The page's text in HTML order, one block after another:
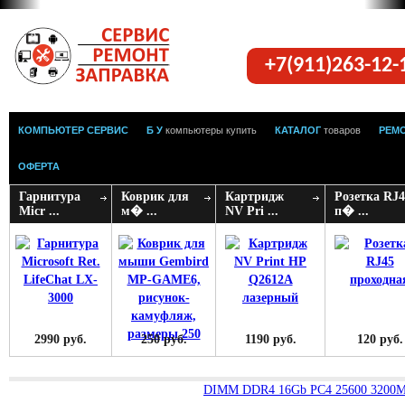
+7(911)263-
КОМПЬЮТЕР СЕРВИС Б У компьютеры купить КАТАЛОГ товаров
ОФЕРТА
Гарнитура
Micr ...
2990 руб.
Коврик для
м� ...
250 руб.
Картридж
NV Pri ...
1190 руб.
Розетка
п� ...
120 руб.
DIMM DDR4 16Gb PC4 25600